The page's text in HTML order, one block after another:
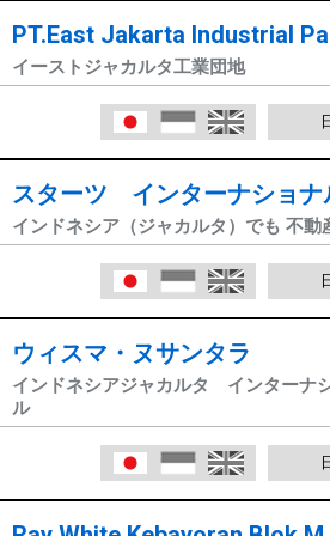
PT.East Jakarta Industrial
イーストジャカルタ工業団地
日本語 Indonesia
スターツ インターナショ
インドネシア（ジャカルタ）でも 不動
日本語 Indonesia
ウィスマ・ヌサンタラ
インドネシアジャカルタ インターナ
ル
日本語 Indonesia